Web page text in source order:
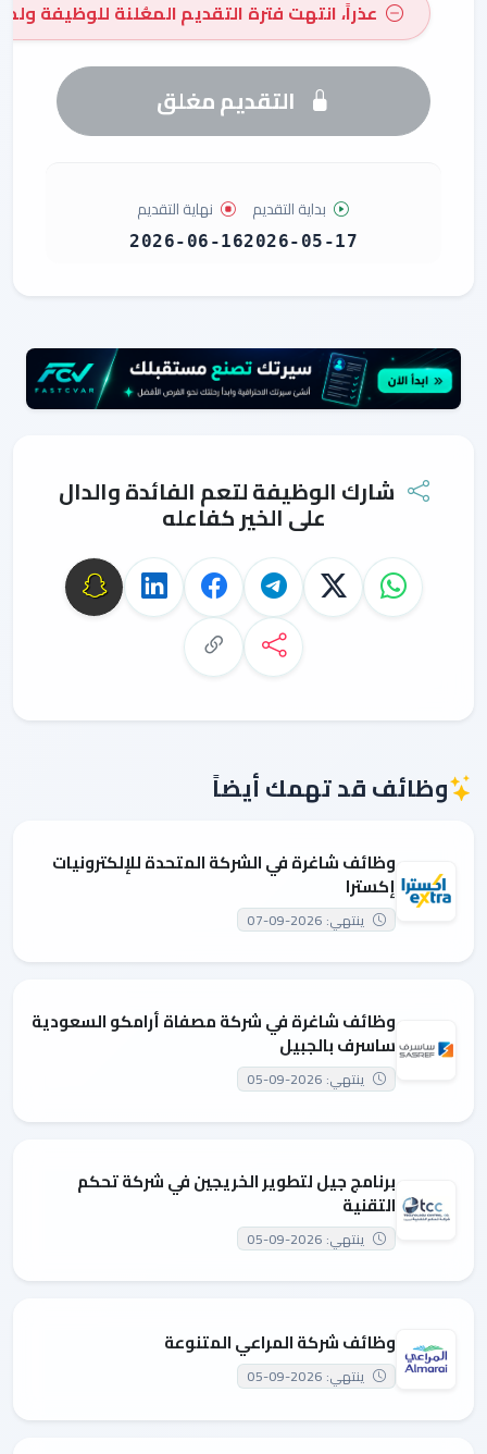
عذراً، انتهت فترة التقديم المعُلنة للوظيفة
التقديم مغلق
بداية التقديم
2026-05-17
نهاية التقديم
2026-06-16
شارك الوظيفة لتعم الفائدة والدال
على الخير كفاعله
وظائف قد تهمك أيضاً
وظائف شاغرة في الشركة المتحدة للإلكترونيات
إكسترا
ينتهي: 2026-09-07
وظائف شاغرة في شركة مصفاة أرامكو السعودية
ساسرف بالجبيل
ينتهي: 2026-09-05
برنامج جيل لتطوير الخريجين في شركة تحكم
التقنية
ينتهي: 2026-09-05
وظائف شركة المراعي المتنوعة
ينتهي: 2026-09-05